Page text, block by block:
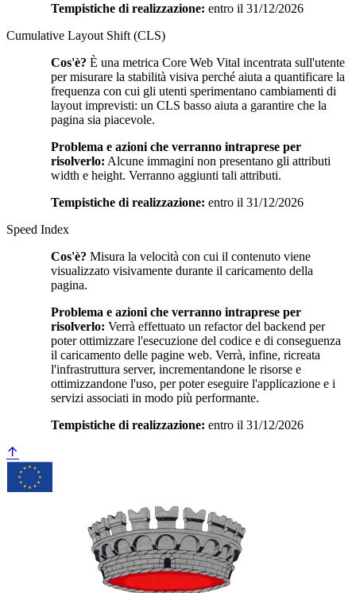
Tempistiche di realizzazione: entro il 31/12/2026
Cumulative Layout Shift (CLS)
Cos'è? È una metrica Core Web Vital incentrata sull'utente
per misurare la stabilità visiva perché aiuta a quantificare la
frequenza con cui gli utenti sperimentano cambiamenti di
layout imprevisti: un CLS basso aiuta a garantire che la
pagina sia piacevole.
Problema e azioni che verranno intraprese per
risolverlo: Alcune immagini non presentano gli attributi
width e height. Verranno aggiunti tali attributi.
Tempistiche di realizzazione: entro il 31/12/2026
Speed Index
Cos'è? Misura la velocità con cui il contenuto viene
visualizzato visivamente durante il caricamento della
pagina.
Problema e azioni che verranno intraprese per
risolverlo: Verrà effettuato un refactor del backend per
poter ottimizzare l'esecuzione del codice e di conseguenza
il caricamento delle pagine web. Verrà, infine, ricreata
l'infrastruttura server, incrementandone le risorse e
ottimizzandone l'uso, per poter eseguire l'applicazione e i
servizi associati in modo più performante.
Tempistiche di realizzazione: entro il 31/12/2026